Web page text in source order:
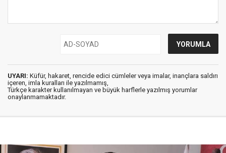
UYARI: Küfür, hakaret, rencide edici cümleler veya imalar, inançlara saldırı
içeren, imla kuralları ile yazılmamış,
Türkçe karakter kullanılmayan ve büyük harflerle yazılmış yorumlar
onaylanmamaktadır.